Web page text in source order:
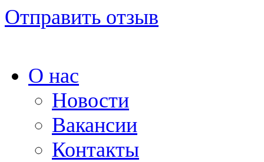
Отправить отзыв
О нас
Новости
Вакансии
Контакты